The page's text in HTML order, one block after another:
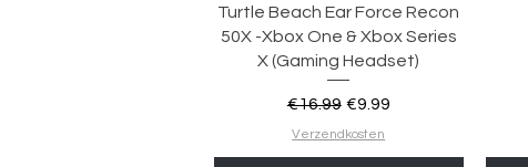
Quick View
Turtle Beach Ear Force Recon
50X -Xbox One & Xbox Series
X (Gaming Headset)
Regular Price
€16.99 Sale Price
€9.99
Verzendkosten